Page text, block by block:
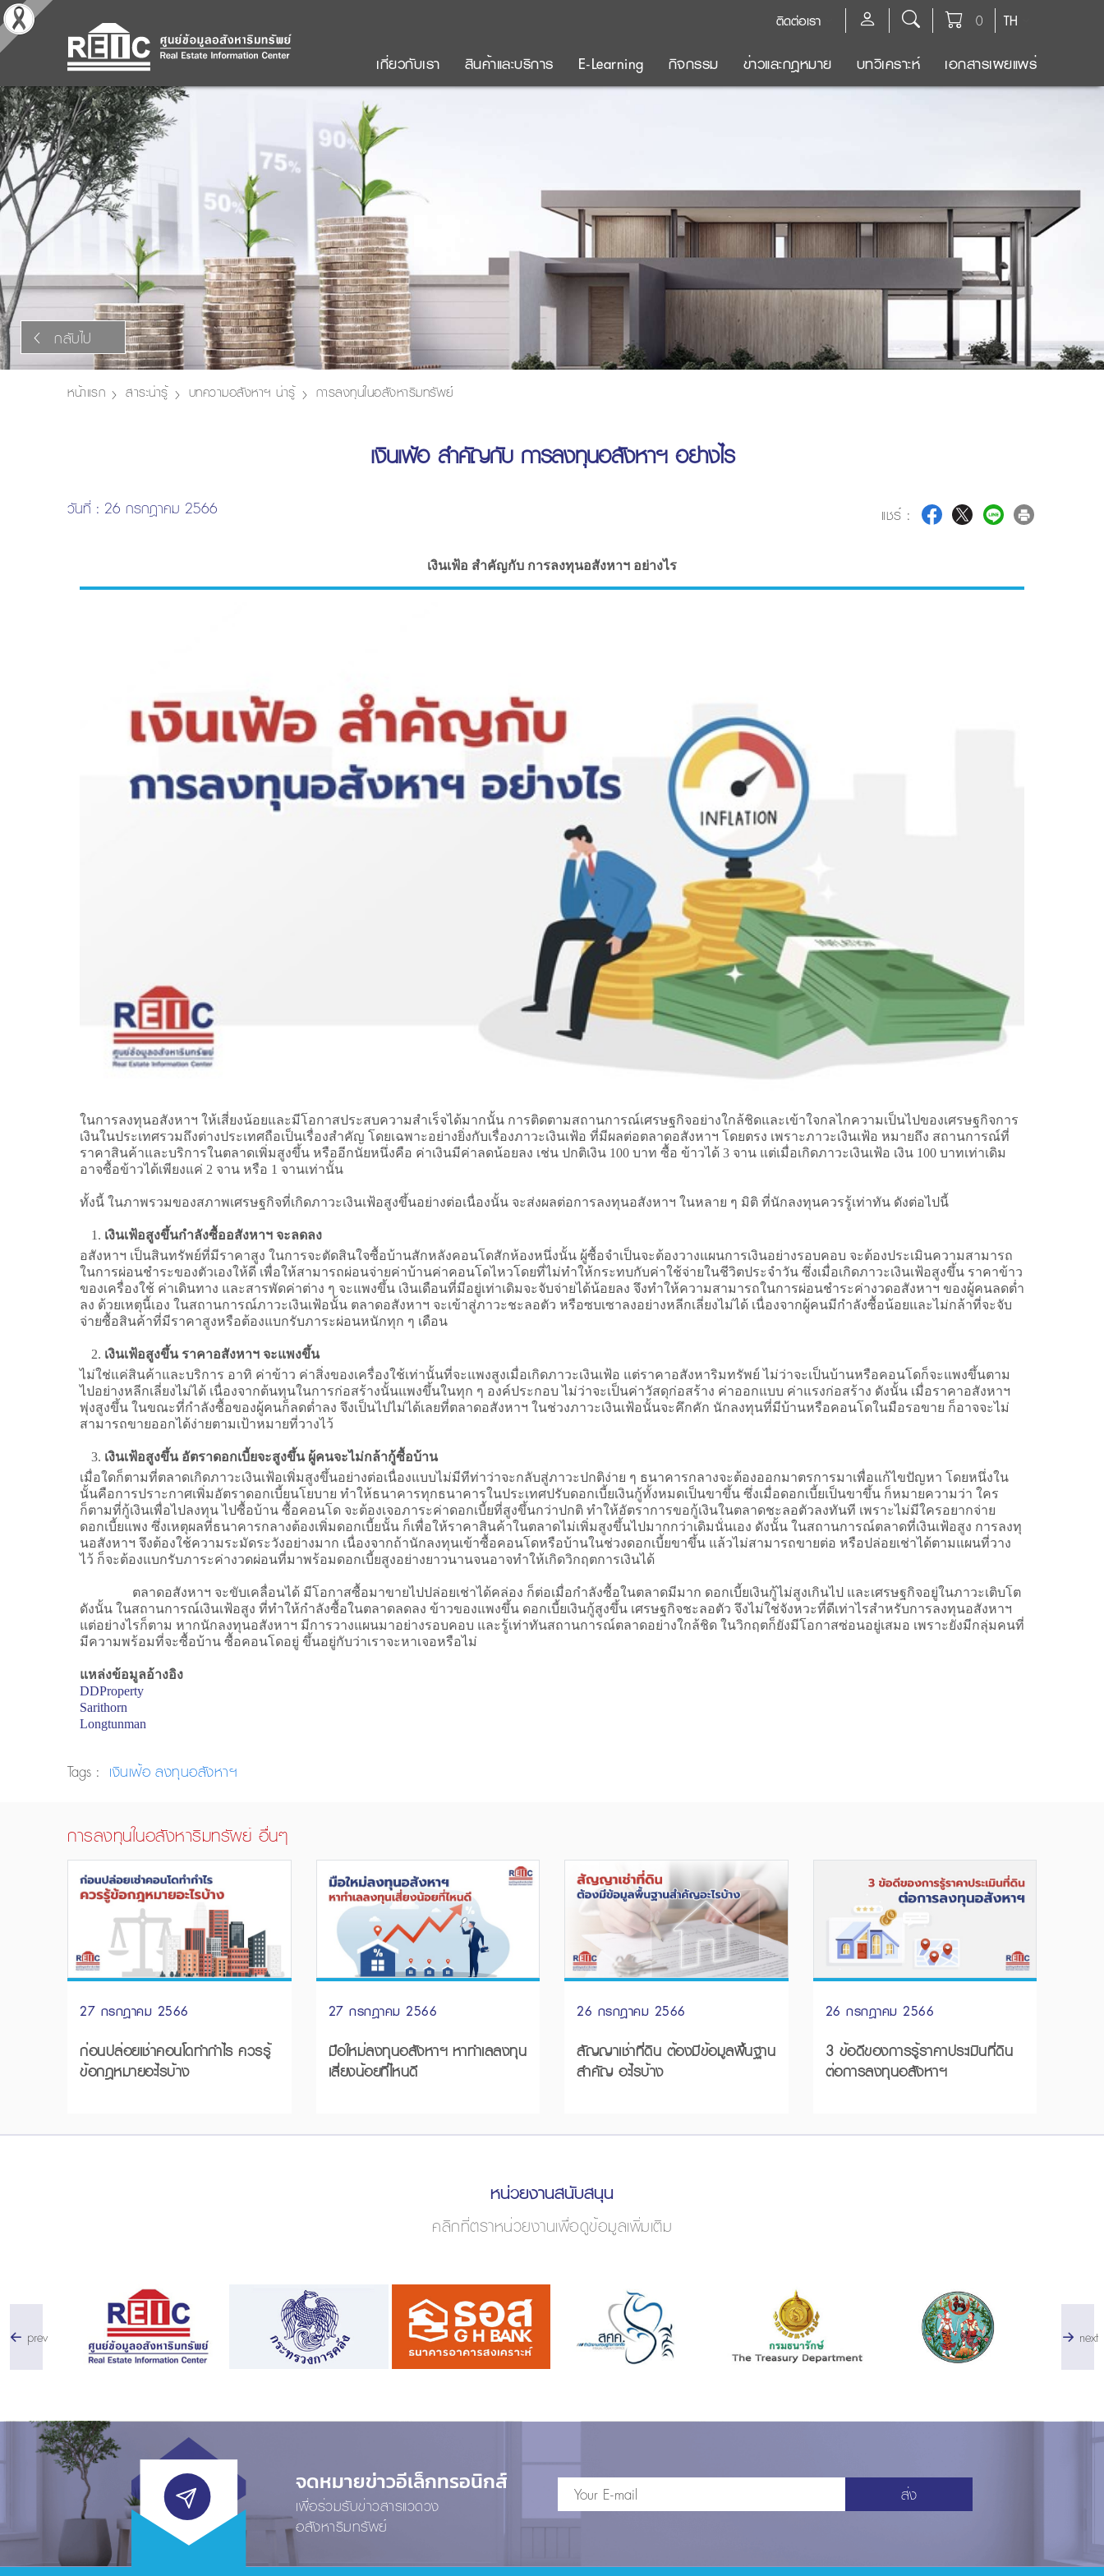
TH
0
ติดต่อเรา
เกี่ยวกับเรา สินค้าและบริการ E-Learning กิจกรรม ข่าวและกฎหมาย บทวิเคราะห์ เอกสารเผยแพร่
กลับไป
หน้าแรก สาระน่ารู้ บทความอสังหาฯ น่ารู้ การลงทุนในอสังหาริมทรัพย์
เงินเฟ้อ สำคัญกับ การลงทุนอสังหาฯ อย่างไร
วันที่ : 26 กรกฎาคม 2566 แชร์ :
เงินเฟ้อ สำคัญกับ การลงทุนอสังหาฯ อย่างไร
ในการลงทุนอสังหาฯ ให้เสี่ยงน้อยและมีโอกาสประสบความสำเร็จได้มากนั้น การติดตามสถานการณ์เศรษฐกิจอย่างใกล้ชิดและเข้าใจกลไกความเป็นไปของเศรษฐกิจการ
เงินในประเทศรวมถึงต่างประเทศถือเป็นเรื่องสำคัญ โดยเฉพาะอย่างยิ่งกับเรื่องภาวะเงินเฟ้อ ที่มีผลต่อตลาดอสังหาฯ โดยตรง เพราะภาวะเงินเฟ้อ หมายถึง สถานการณ์ที่
ราคาสินค้าและบริการในตลาดเพิ่มสูงขึ้น หรืออีกนัยหนึ่งคือ ค่าเงินมีค่าลดน้อยลง เช่น ปกติเงิน 100 บาท ซื้อ ข้าวได้ 3 จาน แต่เมื่อเกิดภาวะเงินเฟ้อ เงิน 100 บาทเท่าเดิม
อาจซื้อข้าวได้เพียงแค่ 2 จาน หรือ 1 จานเท่านั้น
ทั้งนี้ ในภาพรวมของสภาพเศรษฐกิจที่เกิดภาวะเงินเฟ้อสูงขึ้นอย่างต่อเนื่องนั้น จะส่งผลต่อการลงทุนอสังหาฯ ในหลาย ๆ มิติ ที่นักลงทุนควรรู้เท่าทัน ดังต่อไปนี้
เงินเฟ้อสูงขึ้นกำลังซื้ออสังหาฯ จะลดลง
อสังหาฯ เป็นสินทรัพย์ที่มีราคาสูง ในการจะตัดสินใจซื้อบ้านสักหลังคอนโดสักห้องหนึ่งนั้น ผู้ซื้อจำเป็นจะต้องวางแผนการเงินอย่างรอบคอบ จะต้องประเมินความสามารถ
ในการผ่อนชำระของตัวเองให้ดี เพื่อให้สามารถผ่อนจ่ายค่าบ้านค่าคอนโดไหวโดยที่ไม่ทำให้กระทบกับค่าใช้จ่ายในชีวิตประจำวัน ซึ่งเมื่อเกิดภาวะเงินเฟ้อสูงขึ้น ราคาข้าว
ของเครื่องใช้ ค่าเดินทาง และสารพัดค่าต่าง ๆ จะแพงขึ้น เงินเดือนที่มีอยู่เท่าเดิมจะจับจ่ายได้น้อยลง จึงทำให้ความสามารถในการผ่อนชำระค่างวดอสังหาฯ ของผู้คนลดต่ำ
ลง ด้วยเหตุนี้เอง ในสถานการณ์ภาวะเงินเฟ้อนั้น ตลาดอสังหาฯ จะเข้าสู่ภาวะชะลอตัว หรือซบเซาลงอย่างหลีกเลี่ยงไม่ได้ เนื่องจากผู้คนมีกำลังซื้อน้อยและไม่กล้าที่จะจับ
จ่ายซื้อสินค้าที่มีราคาสูงหรือต้องแบกรับภาระผ่อนหนักทุก ๆ เดือน
เงินเฟ้อสูงขึ้น ราคาอสังหาฯ จะแพงขึ้น
ไม่ใช่แค่สินค้าและบริการ อาทิ ค่าข้าว ค่าสิ่งของเครื่องใช้เท่านั้นที่จะแพงสูงเมื่อเกิดภาวะเงินเฟ้อ แต่ราคาอสังหาริมทรัพย์ ไม่ว่าจะเป็นบ้านหรือคอนโดก็จะแพงขึ้นตาม
ไปอย่างหลีกเลี่ยงไม่ได้ เนื่องจากต้นทุนในการก่อสร้างนั้นแพงขึ้นในทุก ๆ องค์ประกอบ ไม่ว่าจะเป็นค่าวัสดุก่อสร้าง ค่าออกแบบ ค่าแรงก่อสร้าง ดังนั้น เมื่อราคาอสังหาฯ
พุ่งสูงขึ้น ในขณะที่กำลังซื้อของผู้คนก็ลดต่ำลง จึงเป็นไปไม่ได้เลยที่ตลาดอสังหาฯ ในช่วงภาวะเงินเฟ้อนั้นจะคึกคัก นักลงทุนที่มีบ้านหรือคอนโดในมือรอขาย ก็อาจจะไม่
สามารถขายออกได้ง่ายตามเป้าหมายที่วางไว้
เงินเฟ้อสูงขึ้น อัตราดอกเบี้ยจะสูงขึ้น ผู้คนจะไม่กล้ากู้ซื้อบ้าน
เมื่อใดก็ตามที่ตลาดเกิดภาวะเงินเฟ้อเพิ่มสูงขึ้นอย่างต่อเนื่องแบบไม่มีทีท่าว่าจะกลับสู่ภาวะปกติง่าย ๆ ธนาคารกลางจะต้องออกมาตรการมาเพื่อแก้ไขปัญหา โดยหนึ่งใน
นั้นคือการปราะกาศเพิ่มอัตราดอกเบี้ยนโยบาย ทำให้ธนาคารทุกธนาคารในประเทศปรับดอกเบี้ยเงินกู้ทั้งหมดเป็นขาขึ้น ซึ่งเมื่อดอกเบี้ยเป็นขาขึ้น ก็หมายความว่า ใคร
ก็ตามที่กู้เงินเพื่อไปลงทุน ไปซื้อบ้าน ซื้อคอนโด จะต้องเจอภาระค่าดอกเบี้ยที่สูงขึ้นกว่าปกติ ทำให้อัตราการขอกู้เงินในตลาดชะลอตัวลงทันที เพราะไม่มีใครอยากจ่าย
ดอกเบี้ยแพง ซึ่งเหตุผลที่ธนาคารกลางต้องเพิ่มดอกเบี้ยนั้น ก็เพื่อให้ราคาสินค้าในตลาดไม่เพิ่มสูงขึ้นไปมากกว่าเดิมนั่นเอง ดังนั้น ในสถานการณ์ตลาดที่เงินเฟ้อสูง การลงทุ
นอสังหาฯ จึงต้องใช้ความระมัดระวังอย่างมาก เนื่องจากถ้านักลงทุนเข้าซื้อคอนโดหรือบ้านในช่วงดอกเบี้ยขาขึ้น แล้วไม่สามารถขายต่อ หรือปล่อยเช่าได้ตามแผนที่วาง
ไว้ ก็จะต้องแบกรับภาระค่างวดผ่อนที่มาพร้อมดอกเบี้ยสูงอย่างยาวนานจนอาจทำให้เกิดวิกฤตการเงินได้
ตลาดอสังหาฯ จะขับเคลื่อนได้ มีโอกาสซื้อมาขายไปปล่อยเช่าได้คล่อง ก็ต่อเมื่อกำลังซื้อในตลาดมีมาก ดอกเบี้ยเงินกู้ไม่สูงเกินไป และเศรษฐกิจอยู่ในภาวะเติบโต
ดังนั้น ในสถานการณ์เงินเฟ้อสูง ที่ทำให้กำลังซื้อในตลาดลดลง ข้าวของแพงขึ้น ดอกเบี้ยเงินกู้สูงขึ้น เศรษฐกิจชะลอตัว จึงไม่ใช่จังหวะที่ดีเท่าไรสำหรับการลงทุนอสังหาฯ
แต่อย่างไรก็ตาม หากนักลงทุนอสังหาฯ มีการวางแผนมาอย่างรอบคอบ และรู้เท่าทันสถานการณ์ตลาดอย่างใกล้ชิด ในวิกฤตก็ยังมีโอกาสซ่อนอยู่เสมอ เพราะยังมีกลุ่มคนที่
มีความพร้อมที่จะซื้อบ้าน ซื้อคอนโดอยู่ ขึ้นอยู่กับว่าเราจะหาเจอหรือไม่
แหล่งข้อมูลอ้างอิง
DDProperty
Sarithorn
Longtunman
Tags : เงินเฟ้อลงทุนอสังหาฯ
การลงทุนในอสังหาริมทรัพย์ อื่นๆ
27 กรกฎาคม 2566
ก่อนปล่อยเช่าคอนโดทำกำไร ควรรู้
ข้อกฎหมายอะไรบ้าง
27 กรกฎาคม 2566
มือใหม่ลงทุนอสังหาฯ หาทำเลลงทุน
เสี่ยงน้อยที่ไหนดี
26 กรกฎาคม 2566
สัญญาเช่าที่ดิน ต้องมีข้อมูลพื้นฐาน
สำคัญ อะไรบ้าง
26 กรกฎาคม 2566
3 ข้อดีของการรู้ราคาประเมินที่ดิน
ต่อการลงทุนอสังหาฯ
หน่วยงานสนับสนุน
คลิกที่ตราหน่วยงานเพื่อดูข้อมูลเพิ่มเติม
prev next
จดหมายข่าวอีเล็กทรอนิกส์
เพื่อร่วมรับข่าวสารแวดวง
อสังหาริมทรัพย์
ส่ง